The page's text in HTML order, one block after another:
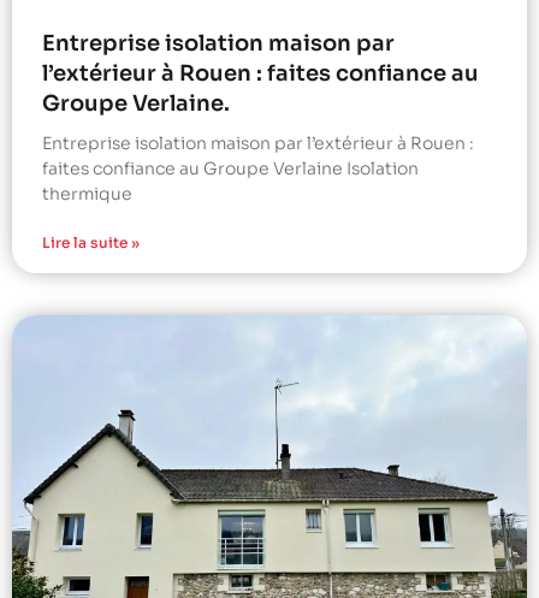
Entreprise isolation maison par
l’extérieur à Rouen : faites confiance au
Groupe Verlaine.
Entreprise isolation maison par l’extérieur à Rouen :
faites confiance au Groupe Verlaine Isolation
thermique
Lire la suite »